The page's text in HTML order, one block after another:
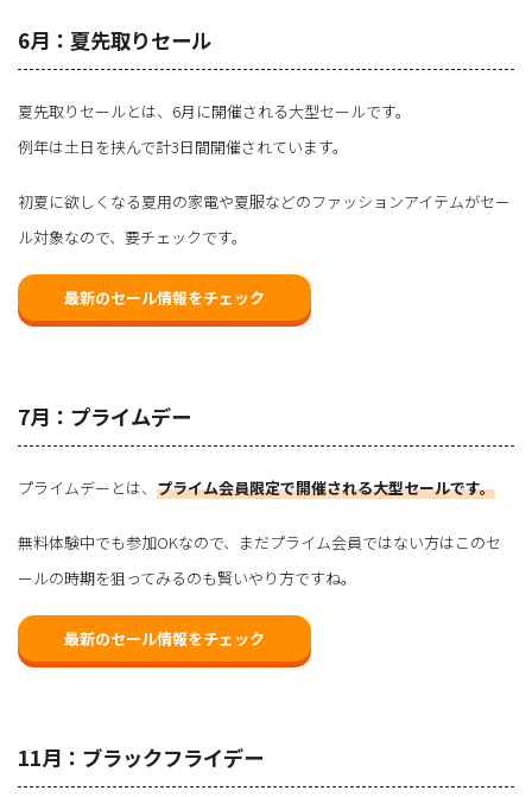
6月：夏先取りセール
夏先取りセールとは、6月に開催される大型セールです。
例年は土日を挟んで計3日間開催されています。
初夏に欲しくなる夏用の家電や夏服などのファッションアイテムがセー
ル対象なので、要チェックです。
最新のセール情報をチェック
7月：プライムデー
プライムデーとは、 プライム会員限定で開催される大型セールです。
無料体験中でも参加OKなので、まだプライム会員ではない方はこのセ
ールの時期を狙ってみるのも賢いやり方ですね。
最新のセール情報をチェック
11月：ブラックフライデー